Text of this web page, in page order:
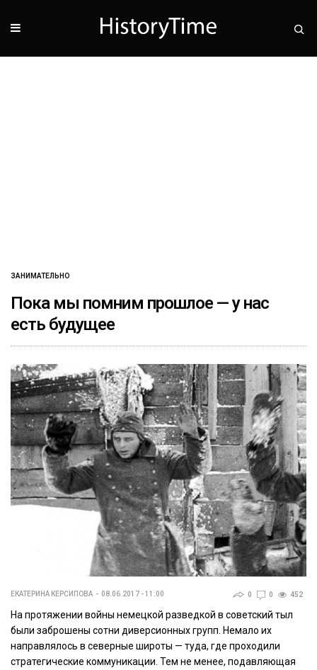
ЗАНИМАТЕЛЬНО
Пока мы помним прошлое — у нас
есть будущее
ЕКАТЕРИНА КЕРСИПОВА 08.06.2017 - 11:00 0 0 452
На протяжении войны немецкой разведкой в советский тыл
были заброшены сотни диверсионных групп. Немало их
направлялось в северные широты — туда, где проходили
стратегические коммуникации. Тем не менее, подавляющая